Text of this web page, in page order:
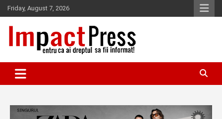
Skip
to
content
Friday, August 7, 2026
IMPACTPRESS